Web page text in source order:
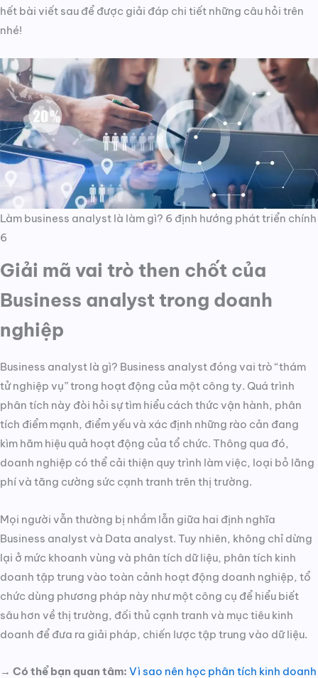
hết bài viết sau để được giải đáp chi tiết những câu hỏi trên
nhé!
Làm business analyst là làm gì? 6 định hướng phát triển chính
6
Giải mã vai trò then chốt của
Business analyst trong doanh
nghiệp
Business analyst là gì? Business analyst đóng vai trò “thám
tử nghiệp vụ” trong hoạt động của một công ty. Quá trình
phân tích này đòi hỏi sự tìm hiểu cách thức vận hành, phân
tích điểm mạnh, điểm yếu và xác định những rào cản đang
kìm hãm hiệu quả hoạt động của tổ chức. Thông qua đó,
doanh nghiệp có thể cải thiện quy trình làm việc, loại bỏ lãng
phí và tăng cường sức cạnh tranh trên thị trường.
Mọi người vẫn thường bị nhầm lẫn giữa hai định nghĩa
Business analyst và Data analyst. Tuy nhiên, không chỉ dừng
lại ở mức khoanh vùng và phân tích dữ liệu, phân tích kinh
doanh tập trung vào toàn cảnh hoạt động doanh nghiệp, tổ
chức dùng phương pháp này như một công cụ để hiểu biết
sâu hơn về thị trường, đối thủ cạnh tranh và mục tiêu kinh
doanh để đưa ra giải pháp, chiến lược tập trung vào dữ liệu.
→ Có thể bạn quan tâm: Vì sao nên học phân tích kinh doanh